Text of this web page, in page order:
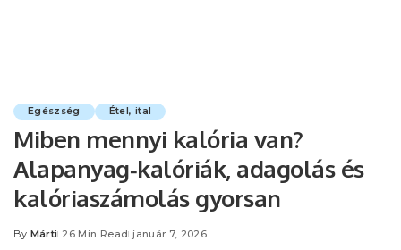
Egészség Étel, ital
Miben mennyi kalória van?
Alapanyag‑kalóriák, adagolás és
kalóriaszámolás gyorsan
Posted
By Márti 26 Min Read január 7, 2026